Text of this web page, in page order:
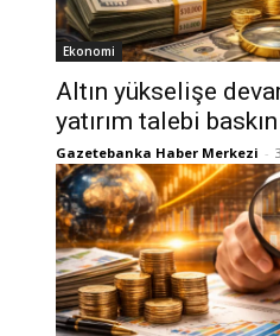
Ekonomi
Altın yükselişe
yatırım talebi baskın
Gazetebanka Haber Merkezi -